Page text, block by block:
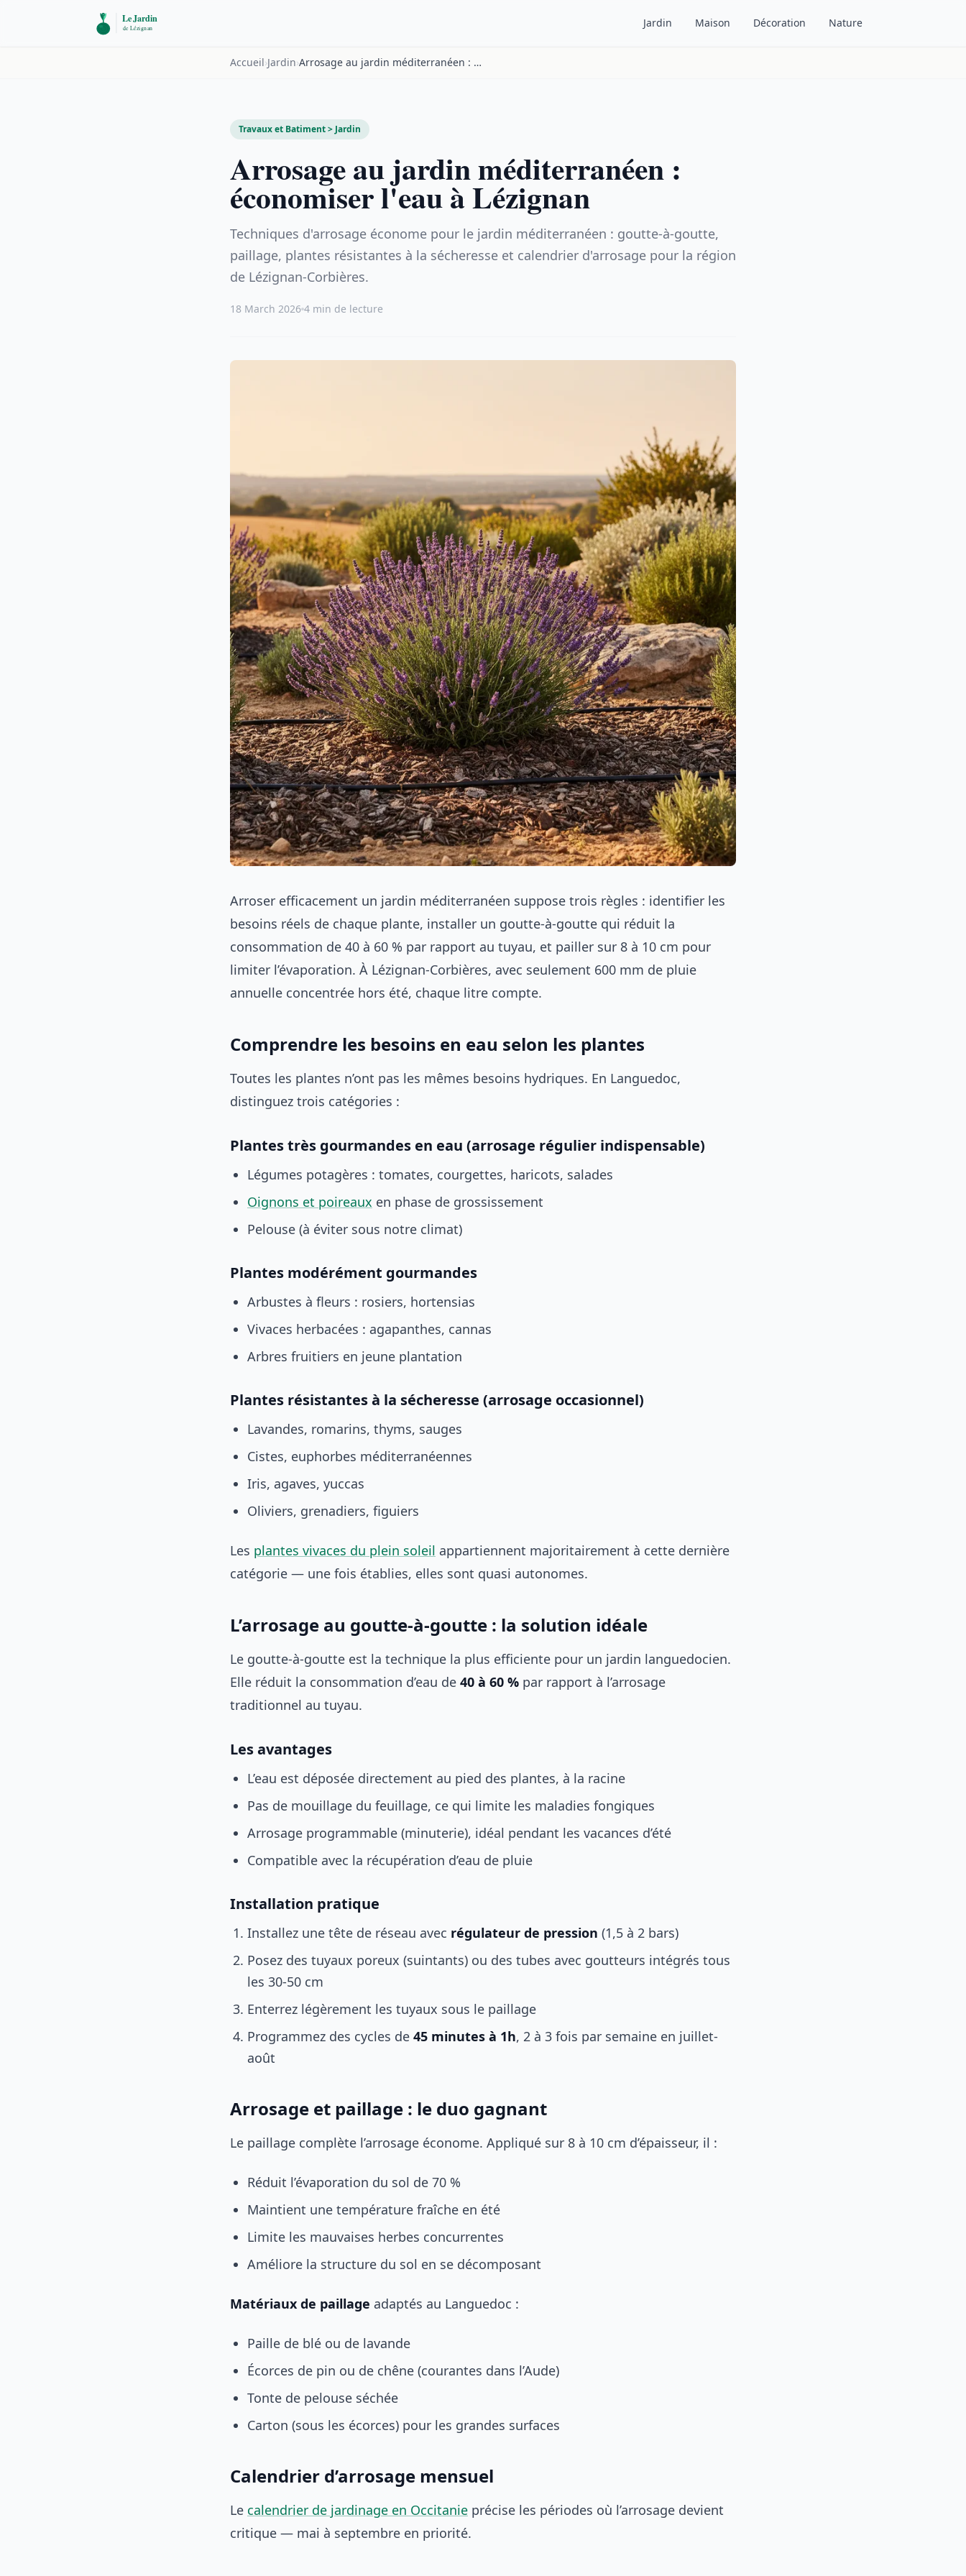
Jardin Maison Décoration Nature
Accueil›Jardin› Arrosage au jardin méditerranéen : économiser l'eau à Lézignan
Travaux et Batiment > Jardin
Arrosage au jardin méditerranéen :
économiser l'eau à Lézignan
Techniques d'arrosage économe pour le jardin méditerranéen : goutte-à-goutte,
paillage, plantes résistantes à la sécheresse et calendrier d'arrosage pour la région
de Lézignan-Corbières.
18 March 2026 4 min de lecture
Arroser efficacement un jardin méditerranéen suppose trois règles : identifier les
besoins réels de chaque plante, installer un goutte-à-goutte qui réduit la
consommation de 40 à 60 % par rapport au tuyau, et pailler sur 8 à 10 cm pour
limiter l’évaporation. À Lézignan-Corbières, avec seulement 600 mm de pluie
annuelle concentrée hors été, chaque litre compte.
Comprendre les besoins en eau selon les plantes
Toutes les plantes n’ont pas les mêmes besoins hydriques. En Languedoc,
distinguez trois catégories :
Plantes très gourmandes en eau (arrosage régulier indispensable)
Légumes potagères : tomates, courgettes, haricots, salades
Oignons et poireaux en phase de grossissement
Pelouse (à éviter sous notre climat)
Plantes modérément gourmandes
Arbustes à fleurs : rosiers, hortensias
Vivaces herbacées : agapanthes, cannas
Arbres fruitiers en jeune plantation
Plantes résistantes à la sécheresse (arrosage occasionnel)
Lavandes, romarins, thyms, sauges
Cistes, euphorbes méditerranéennes
Iris, agaves, yuccas
Oliviers, grenadiers, figuiers
Les plantes vivaces du plein soleil appartiennent majoritairement à cette dernière
catégorie — une fois établies, elles sont quasi autonomes.
L’arrosage au goutte-à-goutte : la solution idéale
Le goutte-à-goutte est la technique la plus efficiente pour un jardin languedocien.
Elle réduit la consommation d’eau de 40 à 60 % par rapport à l’arrosage
traditionnel au tuyau.
Les avantages
L’eau est déposée directement au pied des plantes, à la racine
Pas de mouillage du feuillage, ce qui limite les maladies fongiques
Arrosage programmable (minuterie), idéal pendant les vacances d’été
Compatible avec la récupération d’eau de pluie
Installation pratique
Installez une tête de réseau avec régulateur de pression (1,5 à 2 bars)
Posez des tuyaux poreux (suintants) ou des tubes avec goutteurs intégrés tous
les 30-50 cm
Enterrez légèrement les tuyaux sous le paillage
Programmez des cycles de 45 minutes à 1h, 2 à 3 fois par semaine en juillet-
août
Arrosage et paillage : le duo gagnant
Le paillage complète l’arrosage économe. Appliqué sur 8 à 10 cm d’épaisseur, il :
Réduit l’évaporation du sol de 70 %
Maintient une température fraîche en été
Limite les mauvaises herbes concurrentes
Améliore la structure du sol en se décomposant
Matériaux de paillage adaptés au Languedoc :
Paille de blé ou de lavande
Écorces de pin ou de chêne (courantes dans l’Aude)
Tonte de pelouse séchée
Carton (sous les écorces) pour les grandes surfaces
Calendrier d’arrosage mensuel
Le calendrier de jardinage en Occitanie précise les périodes où l’arrosage devient
critique — mai à septembre en priorité.